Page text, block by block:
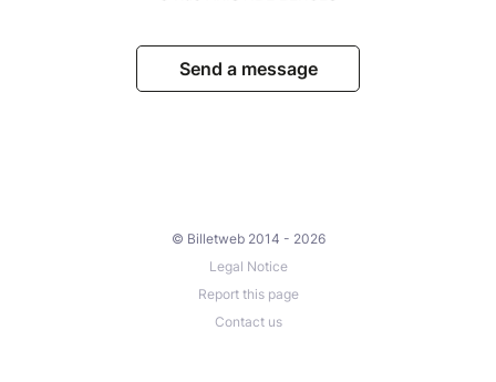
Send a message
© Billetweb 2014 - 2026
Legal Notice
Report this page
Contact us